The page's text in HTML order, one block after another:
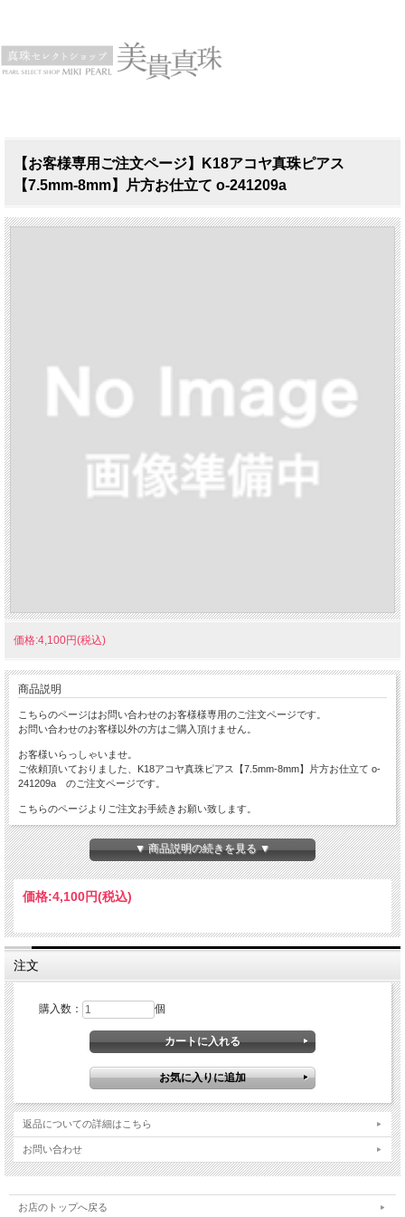
【お客様専用ご注文ページ】K18アコヤ真珠ピアス
【7.5mm-8mm】片方お仕立て o-241209a
価格:4,100円(税込)
商品説明
こちらのページはお問い合わせのお客様様専用のご注文ページです。
お問い合わせのお客様以外の方はご購入頂けません。
お客様いらっしゃいませ。
ご依頼頂いておりました、K18アコヤ真珠ピアス【7.5mm-8mm】片方お仕立て o-
241209a のご注文ページです。
こちらのページよりご注文お手続きお願い致します。
▼ 商品説明の続きを見る ▼
価格:4,100円(税込)
注文
購入数： 個
返品についての詳細はこちら
お問い合わせ
お店のトップへ戻る